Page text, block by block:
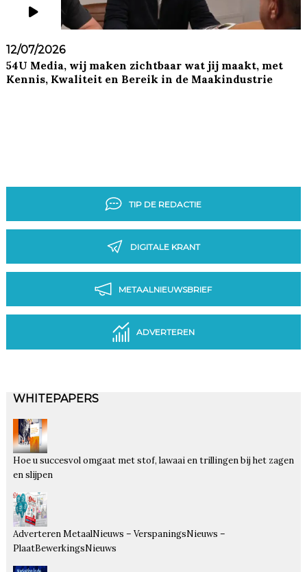
12/07/2026
54U Media, wij maken zichtbaar wat jij maakt, met
Kennis, Kwaliteit en Bereik in de Maakindustrie
TIP DE REDACTIE
DIGITALE KRANT
METAALNIEUWSBRIEF
ADVERTEREN
WHITEPAPERS
Hoe u succesvol omgaat met stof, lawaai en trillingen bij het zagen
en slijpen
Adverteren MetaalNieuws – VerspaningsNieuws –
PlaatBewerkingsNieuws